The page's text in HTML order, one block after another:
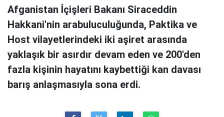
Afganistan İçişleri Bakanı Siraceddin
Hakkani'nin arabuluculuğunda, Paktika ve
Host vilayetlerindeki iki aşiret arasında
yaklaşık bir asırdır devam eden ve 200'den
fazla kişinin hayatını kaybettiği kan davası
barış anlaşmasıyla sona erdi.